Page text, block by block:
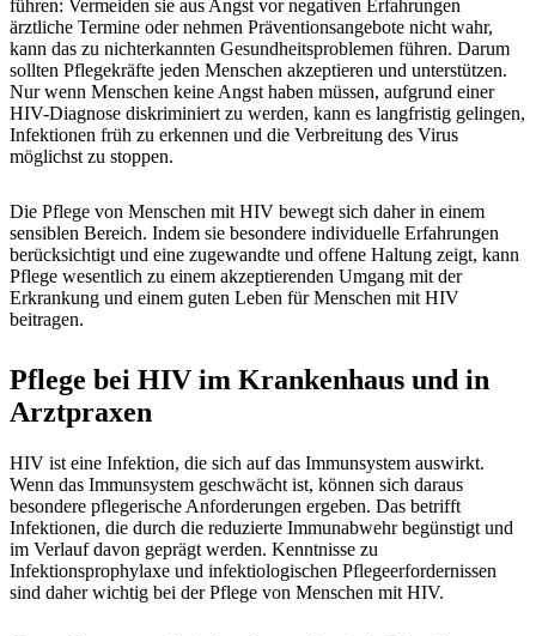
führen: Vermeiden sie aus Angst vor negativen Erfahrungen
ärztliche Termine oder nehmen Präventionsangebote nicht wahr,
kann das zu nichterkannten Gesundheitsproblemen führen. Darum
sollten Pflegekräfte jeden Menschen akzeptieren und unterstützen.
Nur wenn Menschen keine Angst haben müssen, aufgrund einer
HIV-Diagnose diskriminiert zu werden, kann es langfristig gelingen,
Infektionen früh zu erkennen und die Verbreitung des Virus
möglichst zu stoppen.
Die Pflege von Menschen mit HIV bewegt sich daher in einem
sensiblen Bereich. Indem sie besondere individuelle Erfahrungen
berücksichtigt und eine zugewandte und offene Haltung zeigt, kann
Pflege wesentlich zu einem akzeptierenden Umgang mit der
Erkrankung und einem guten Leben für Menschen mit HIV
beitragen.
Pflege bei HIV im Krankenhaus und in
Arztpraxen
HIV ist eine Infektion, die sich auf das Immunsystem auswirkt.
Wenn das Immunsystem geschwächt ist, können sich daraus
besondere pflegerische Anforderungen ergeben. Das betrifft
Infektionen, die durch die reduzierte Immunabwehr begünstigt und
im Verlauf davon geprägt werden. Kenntnisse zu
Infektionsprophylaxe und infektiologischen Pflegeerfordernissen
sind daher wichtig bei der Pflege von Menschen mit HIV.